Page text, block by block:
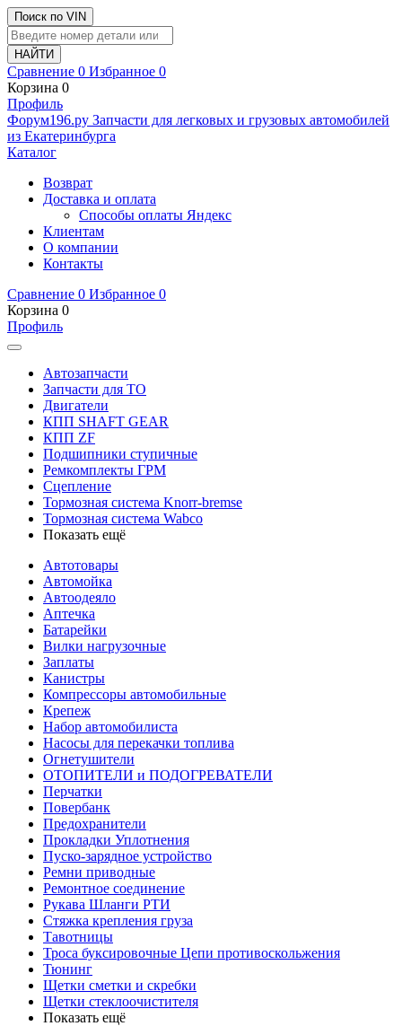
Поиск по VIN
Сравнение 0 Избранное 0
Корзина 0
Профиль
Фoрум196.ру Запчасти для легковых и грузовых автомобилей
из Екатеринбурга
Каталог
Возврат
Доставка и оплата
Способы оплаты Яндекс
Клиентам
О компании
Контакты
Сравнение 0 Избранное 0
Корзина 0
Профиль
Автозапчасти
Запчасти для ТО
Двигатели
КПП SHAFT GEAR
КПП ZF
Подшипники ступичные
Ремкомплекты ГРМ
Сцепление
Тормозная система Knorr-bremse
Тормозная система Wabco
Показать ещё
Автотовары
Автомойка
Автоодеяло
Аптечка
Батарейки
Вилки нагрузочные
Заплаты
Канистры
Компрессоры автомобильные
Крепеж
Набор автомобилиста
Насосы для перекачки топлива
Огнетушители
ОТОПИТЕЛИ и ПОДОГРЕВАТЕЛИ
Перчатки
Повербанк
Предохранители
Прокладки Уплотнения
Пуско-зарядное устройство
Ремни приводные
Ремонтное соединение
Рукава Шланги РТИ
Стяжка крепления груза
Тавотницы
Троса буксировочные Цепи противоскольжения
Тюнинг
Щетки сметки и скребки
Щетки стеклоочистителя
Показать ещё